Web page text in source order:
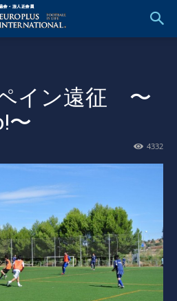
イン遠征 〜
〜
4332